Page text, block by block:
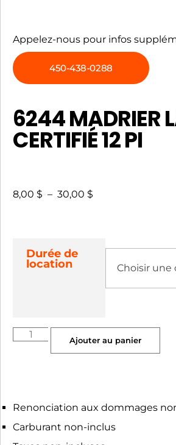
Appelez-nous pour infos
450-438-0288
6244 MADRIER
CERTIFIÉ 12 PI
8,00 $ – 30,00 $
Durée de
location
Ajouter au panier
Renonciation aux dommages
Carburant non-inclus